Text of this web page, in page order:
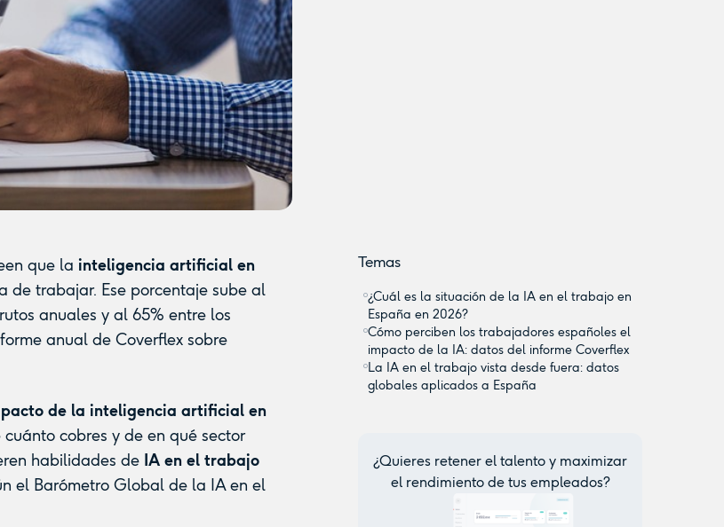
que la inteligencia artificial en
de trabajar. Ese porcentaje sube al
anuales y al 65% entre los
anual de Coverflex sobre
de la inteligencia artificial en
cobres y de en qué sector
habilidades de IA en el trabajo
el Barómetro Global de la IA en el
Temas
¿Cuál es la situación de la IA en el trabajo en
España en 2026?
Cómo perciben los trabajadores españoles el
impacto de la IA: datos del informe Coverflex
La IA en el trabajo vista desde fuera: datos
globales aplicados a España
¿Quieres retener el talento y maximizar
el rendimiento de tus empleados?